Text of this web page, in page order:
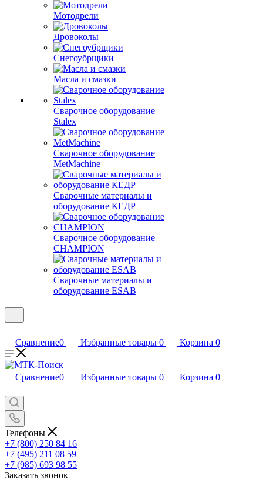
Мотодрели
Дровоколы
Снегоубрщики
Масла и смазки
Сварочное оборудование
Stalex
Сварочное оборудование
MetMachine
Сварочные материалы и
оборудование КЕДР
Сварочное оборудование
CHAMPION
Сварочные материалы и
оборудование ESAB
Сравнение0 Избранные товары 0 Корзина 0
Сравнение0 Избранные товары 0 Корзина 0
Телефоны
+7 (800) 250 84 16
+7 (495) 211 08 59
+7 (985) 693 98 55
Заказать звонок